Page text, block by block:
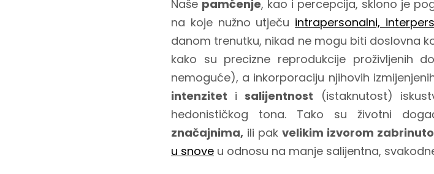
Naše pamćenje, kao i percepcija, sklono je
na koje nužno utječu intrapersonalni,
danom trenutku, nikad ne mogu biti doslovna
kako su precizne reprodukcije proživljenih
nemoguće), a inkorporaciju njihovih
intenzitet isalijentnost (istaknutost)
hedonističkog tona. Tako su životni
značajnima, ili pak velikim izvorom
u snove u odnosu na manje salijentna,